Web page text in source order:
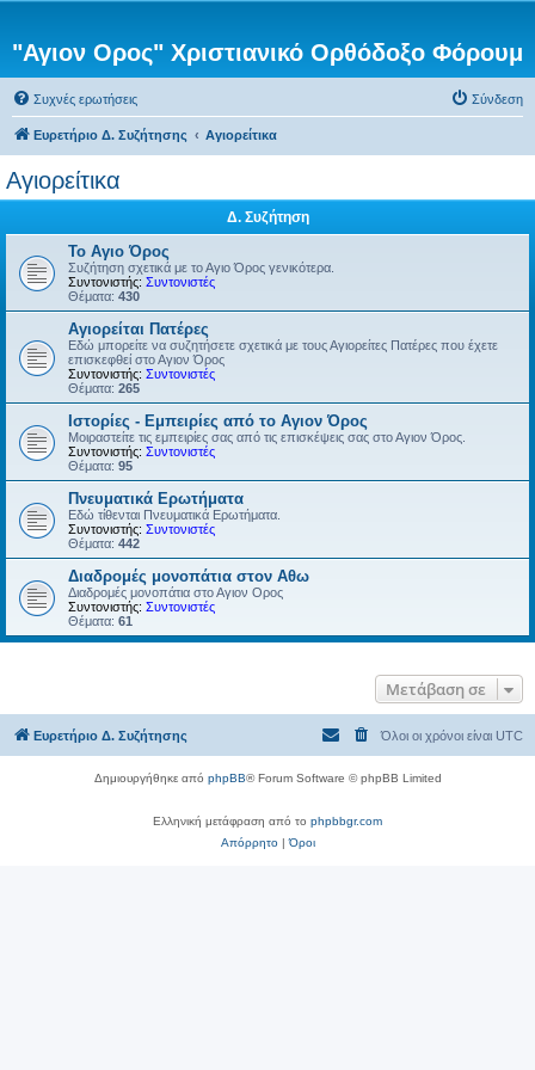
"Αγιον Ορος" Χριστιανικό Ορθόδοξο Φόρουμ
Συχνές ερωτήσεις Σύνδεση
Ευρετήριο Δ. Συζήτησης Αγιορείτικα
Αγιορείτικα
Δ. Συζήτηση
Το Αγιο Όρος
Συζήτηση σχετικά με το Αγιο Όρος γενικότερα.
Συντονιστής: Συντονιστές
Θέματα: 430
Αγιορείται Πατέρες
Εδώ μπορείτε να συζητήσετε σχετικά με τους Αγιορείτες Πατέρες που έχετε
επισκεφθεί στο Αγιον Όρος
Συντονιστής: Συντονιστές
Θέματα: 265
Ιστορίες - Εμπειρίες από το Αγιον Όρος
Μοιραστείτε τις εμπειρίες σας από τις επισκέψεις σας στο Αγιον Όρος.
Συντονιστής: Συντονιστές
Θέματα: 95
Πνευματικά Ερωτήματα
Εδώ τίθενται Πνευματικά Ερωτήματα.
Συντονιστής: Συντονιστές
Θέματα: 442
Διαδρομές μονοπάτια στον Αθω
Διαδρομές μονοπάτια στο Αγιον Ορος
Συντονιστής: Συντονιστές
Θέματα: 61
Μετάβαση σε
Ευρετήριο Δ. Συζήτησης Όλοι οι χρόνοι είναι UTC
Δημιουργήθηκε από phpBB® Forum Software © phpBB Limited
Ελληνική μετάφραση από το phpbbgr.com
Απόρρητο|Όροι